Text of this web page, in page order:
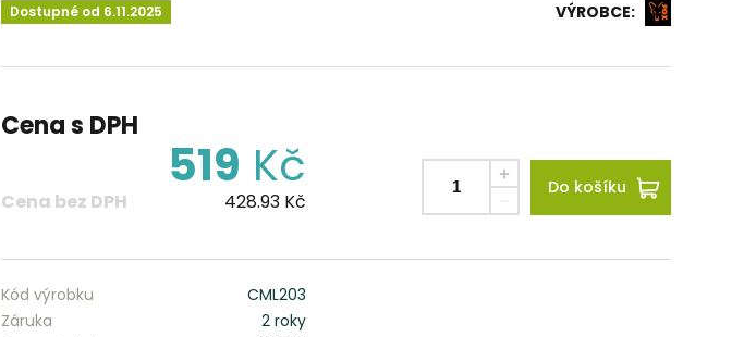
Dostupné od 6.11.2025 VÝROBCE:
Cena s DPH
519 Kč
Cena bez DPH 428.93Kč
Do košíku
Kód výrobku
CML203
Záruka
2 roky